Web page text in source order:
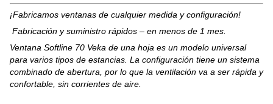
¡Fabricamos ventanas de cualquier medida y configuración!
Fabricación y suministro rápidos – en menos de 1 mes.
Ventana Softline 70 Veka de una hoja es un modelo universal
para varios tipos de estancias. La configuración tiene un sistema
combinado de abertura, por lo que la ventilación va a ser rápida y
confortable, sin corrientes de aire.